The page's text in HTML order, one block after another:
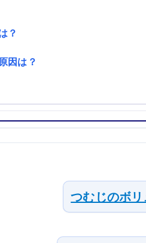
？
因は？
つむじのボ